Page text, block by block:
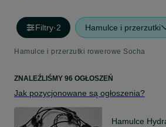
Filtry·2 Hamulce i przerzutki
Hamulce i przerzutki rowerowe Socha
ZNALEŹLIŚMY 96 OGŁOSZEŃ
Jak pozycjonowane są ogłoszenia?
Hamulce